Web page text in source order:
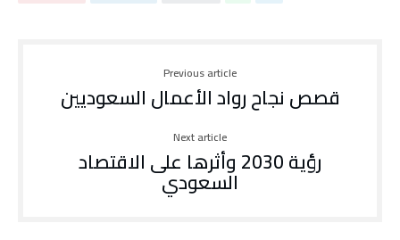
Previous article
قصص نجاح رواد الأعمال السعوديين
Next article
رؤية 2030 وأثرها على الاقتصاد
السعودي